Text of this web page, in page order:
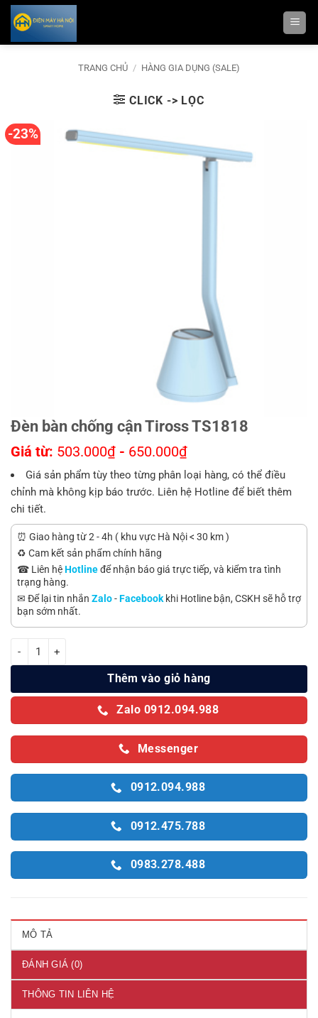
Bỏ
qua
nội
TRANG CHỦ / HÀNG GIA DỤNG (SALE)
CLICK -> LỌC
-23%
Đèn bàn chống cận Tiross TS1818
Giá từ: 503.000₫ - 650.000₫
Giá sản phẩm tùy theo từng phân loại hàng, có thể điều
chỉnh mà không kịp báo trước. Liên hệ Hotline để biết thêm
chi tiết.
⏰ Giao hàng từ 2 - 4h ( khu vực Hà Nội < 30 km )
♻️ Cam kết sản phẩm chính hãng
☎ Liên hệHotlineđể nhận báo giá trực tiếp, và kiểm tra tình
trạng hàng.
✉ Để lại tin nhắn Zalo-Facebook khi Hotline bận, CSKH sẽ hỗ trợ
bạn sớm nhất.
Đèn bàn chống cận Tiross TS1818 số lượng
Thêm vào giỏ hàng
Zalo 0912.094.988
Messenger
0912.094.988
0912.475.788
0983.278.488
MÔ TẢ
ĐÁNH GIÁ (0)
THÔNG TIN LIÊN HỆ